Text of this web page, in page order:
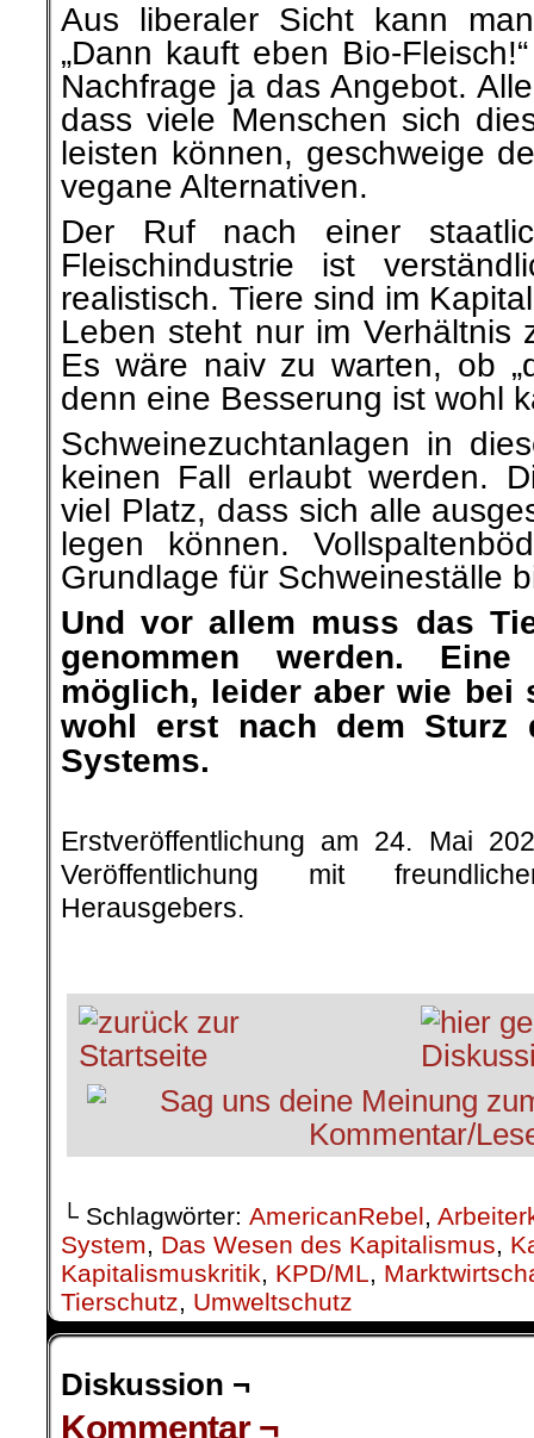
Aus liberaler Sicht kann
„Dann kauft eben Bio-
Nachfrage ja das Angebot.
dass viele Menschen sich
leisten können, geschweige
vegane Alternativen.
Der Ruf nach einer
Fleischindustrie ist
realistisch. Tiere sind im
Leben steht nur im Verhältnis
Es wäre naiv zu warten, ob
denn eine Besserung ist wohl
Schweinezuchtanlagen in
keinen Fall erlaubt werden.
viel Platz, dass sich alle
legen können.
Grundlage für Schweineställe
Und vor allem muss das
genommen werden.
möglich, leider aber wie bei
wohl erst nach dem Sturz
Systems.
Erstveröffentlichung am 24. Mai
Veröffentlichung mit
Herausgebers.
└ Schlagwörter: AmericanRebel,
System, Das Wesen des Kapitalismus,
Kapitalismuskritik, KPD/ML,
Tierschutz, Umweltschutz
Diskussion ¬
Kommentar ¬